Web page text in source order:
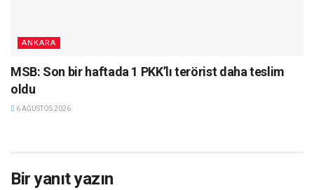
ANKARA
MSB: Son bir haftada 1 PKK’lı terörist daha teslim
oldu
6 AĞUSTOS 2026
Bir yanıt yazın